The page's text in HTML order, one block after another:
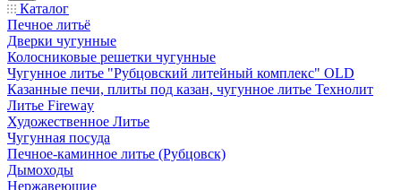
Каталог
Печное литьё
Дверки чугунные
Колосниковые решетки чугунные
Чугунное литье "Рубцовский литейный комплекс" OLD
Казанные печи, плиты под казан, чугунное литье Технолит
Литье Fireway
Художественное Литье
Чугунная посуда
Печное-каминное литье (Рубцовск)
Дымоходы
Нержавеющие